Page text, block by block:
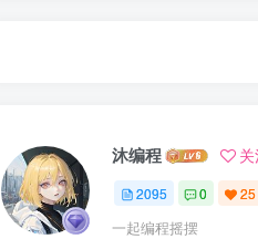
沐编程
2095 0 25
一起编程摇摆